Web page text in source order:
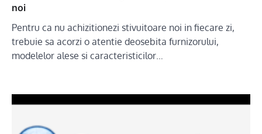
noi
Pentru ca nu achizitionezi stivuitoare noi in fiecare zi,
trebuie sa acorzi o atentie deosebita furnizorului,
modelelor alese si caracteristicilor…